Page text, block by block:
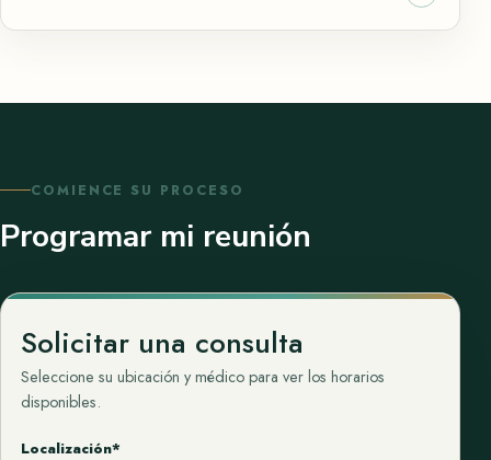
COMIENCE SU PROCESO
Programar mi reunión
Solicitar una consulta
Seleccione su ubicación y médico para ver los horarios
disponibles.
Localización*